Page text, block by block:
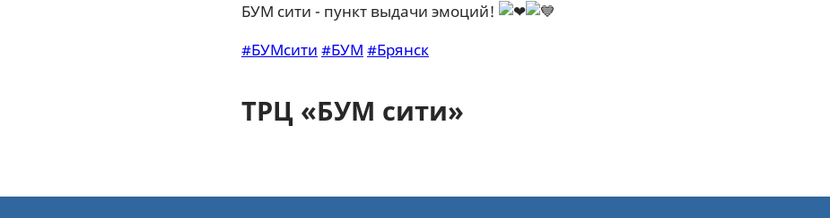
БУМ сити - пункт выдачи эмоций!
#БУМсити #БУМ #Брянск
ТРЦ «БУМ сити»